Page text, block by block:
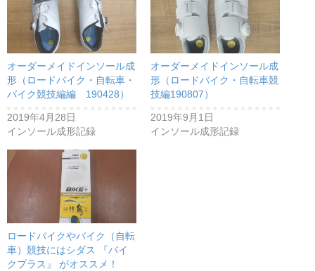
オーダーメイドインソール成
形（ロードバイク・自転車・
バイク競技編編 190428）
2019年4月28日
インソール成形記録
オーダーメイドインソール成
形（ロードバイク・自転車競
技編190807）
2019年9月1日
インソール成形記録
ロードバイクやバイク（自転
車）競技にはシダス 『バイ
クプラス』 がオススメ！